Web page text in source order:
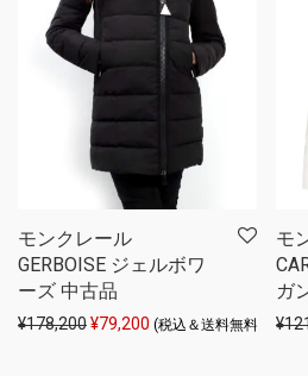
モンクレール
GERBOISE ジェルボワ
ーズ 中古品
¥178,200元の価格は ¥178,200 でした
¥79,200 現在の価格は
(税込＆送料無料)
モ
ガ
¥